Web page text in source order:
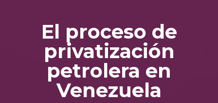
El proceso de
privatización
petrolera en
Venezuela